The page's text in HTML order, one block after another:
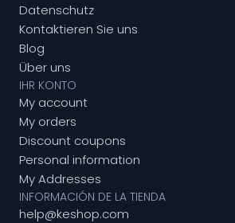
Datenschutz
Kontaktieren Sie uns
Blog
Über uns
IHR KONTO
My account
My orders
Discount coupons
Personal information
My Addresses
INFORMACIÓN DE LA TIENDA
help@keshop.com